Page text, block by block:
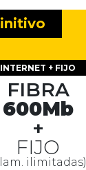
INTERNET + FIJO
FIBRA
600Mb
+
FIJO
ilimitadas)